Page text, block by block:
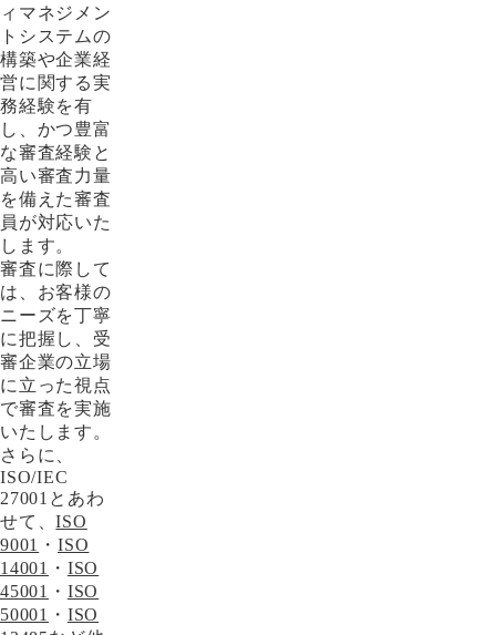
ィマネジメン
トシステムの
構築や企業経
営に関する実
務経験を有
し、かつ豊富
な審査経験と
高い審査力量
を備えた審査
員が対応いた
します。
審査に際して
は、お客様の
ニーズを丁寧
に把握し、受
審企業の立場
に立った視点
で審査を実施
いたします。
さらに、
ISO/IEC
27001とあわ
せて、ISO
9001
・ISO
14001
・ ISO
45001
・ ISO
50001
・ ISO